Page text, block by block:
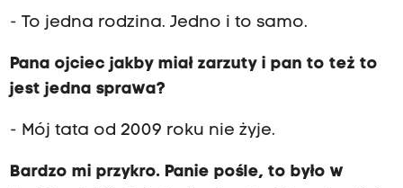
- To jedna rodzina. Jedno i to samo.
Pana ojciec jakby miał zarzuty i pan to też to
jest jedna sprawa?
- Mój tata od 2009 roku nie żyje.
Bardzo mi przykro. Panie pośle, to było w